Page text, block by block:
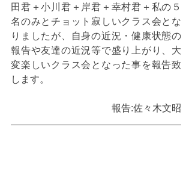
田君＋小川君＋岸君＋幸村君＋私の５
名のみとチョット寂しいクラス会とな
りましたが、自身の近況・健康状態の
報告や友達の近況等で盛り上がり、大
変楽しいクラス会となった事を報告致
します。
報告:佐々木文昭